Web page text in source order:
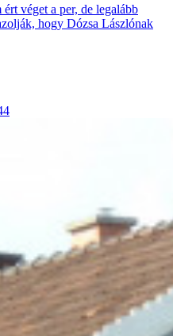
véget a per, de legalább
hogy Dózsa Lászlónak